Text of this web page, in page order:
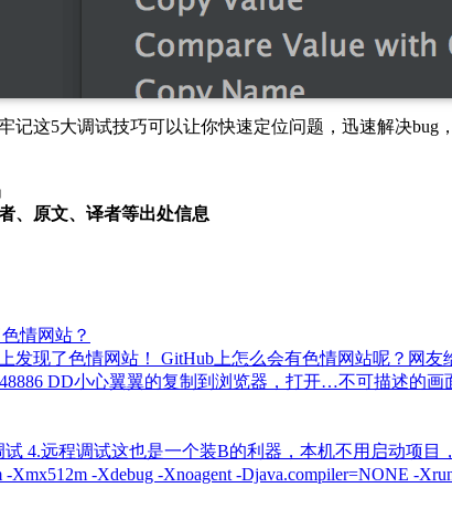
记这5大调试技巧可以让你快速定位问题，迅速解决bug
、原文、译者等出处信息
情网站？
发现了色情网站！ GitHub上怎么会有色情网站呢？网
48886 DD小心翼翼的复制到浏览器，打开…不可描述
4.远程调试这也是一个装B的利器，本机不用启动项
Xmx512m -Xdebug -Xnoagent -Djava.compiler=NONE -